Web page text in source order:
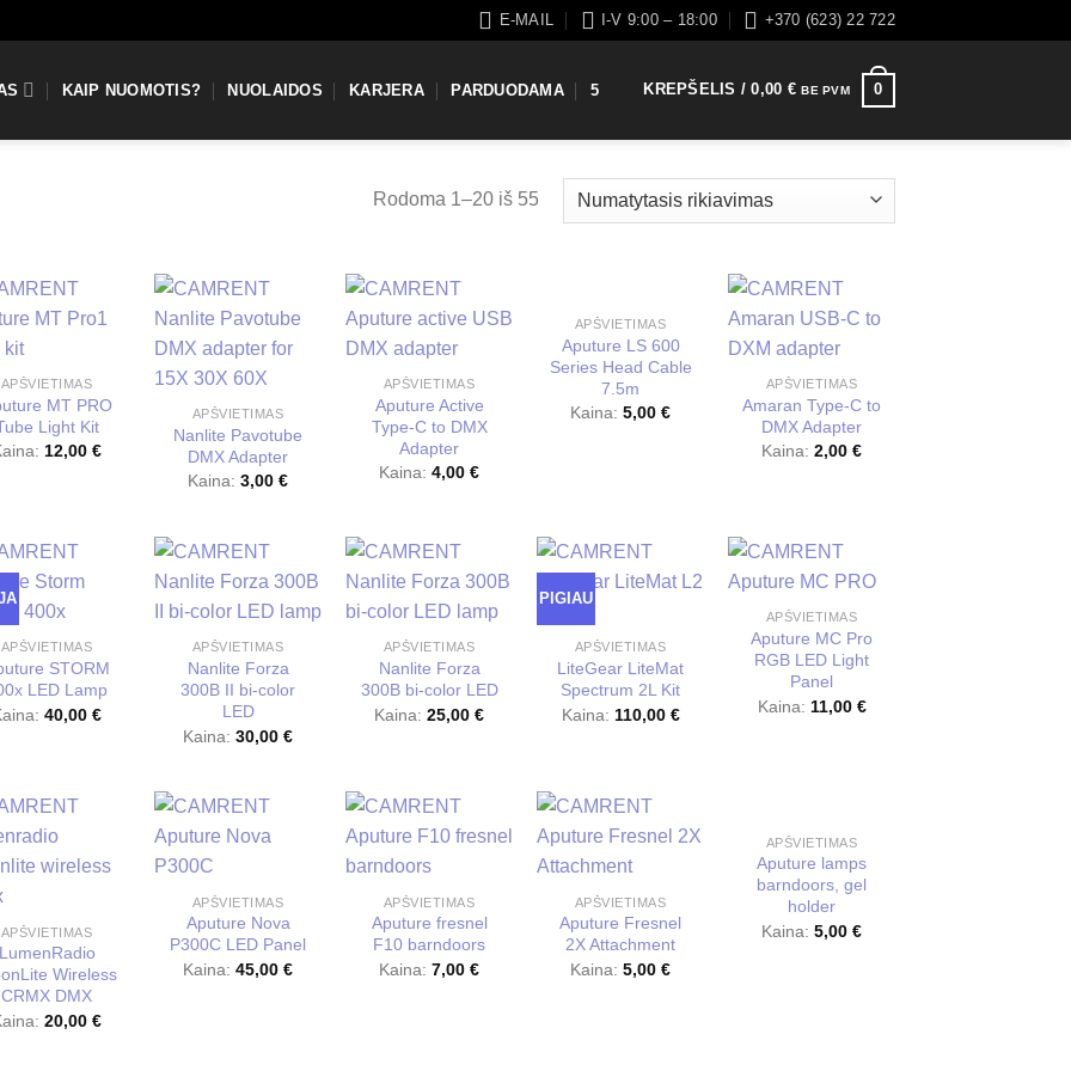
E-MAIL I-V 9:00 – 18:00 +370 (623) 22 722
KAIP NUOMOTIS? NUOLAIDOS KARJERA PARDUODAMA 5 KREPŠELIS /0,00 € BE PVM 0
Rodoma 1–20 iš 55
APŠVIETIMAS
MT PRO
Light Kit
12,00 €
APŠVIETIMAS
Nanlite Pavotube
DMX Adapter
Kaina: 3,00 €
APŠVIETIMAS
Aputure Active
Type-C to DMX
Adapter
Kaina: 4,00 €
APŠVIETIMAS
Aputure LS 600
Series Head Cable
7.5m
Kaina: 5,00 €
APŠVIETIMAS
Amaran Type-C to
DMX Adapter
Kaina: 2,00 €
APŠVIETIMAS
STORM
LED Lamp
40,00 €
APŠVIETIMAS
Nanlite Forza
300B II bi-color
LED
Kaina: 30,00 €
APŠVIETIMAS
Nanlite Forza
300B bi-color LED
Kaina: 25,00 €
PIGIAU
APŠVIETIMAS
LiteGear LiteMat
Spectrum 2L Kit
Kaina: 110,00 €
APŠVIETIMAS
Aputure MC Pro
RGB LED Light
Panel
Kaina: 11,00 €
APŠVIETIMAS
LumenRadio
Wireless
CRMX DMX
20,00 €
APŠVIETIMAS
Aputure Nova
P300C LED Panel
Kaina: 45,00 €
APŠVIETIMAS
Aputure fresnel
F10 barndoors
Kaina: 7,00 €
APŠVIETIMAS
Aputure Fresnel
2X Attachment
Kaina: 5,00 €
APŠVIETIMAS
Aputure lamps
barndoors, gel
holder
Kaina: 5,00 €